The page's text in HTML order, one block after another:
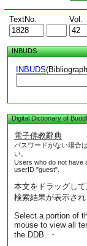
TextNo. Vol.
INBUDS
INBUDS
Digital Dictionary of
電子佛教辭典
パスワードがない場合
い。
Users who do not have
userID "guest".
本文をドラッグし
検索結果が表示され
Select a portion of
mouse to view all
the DDB. ・